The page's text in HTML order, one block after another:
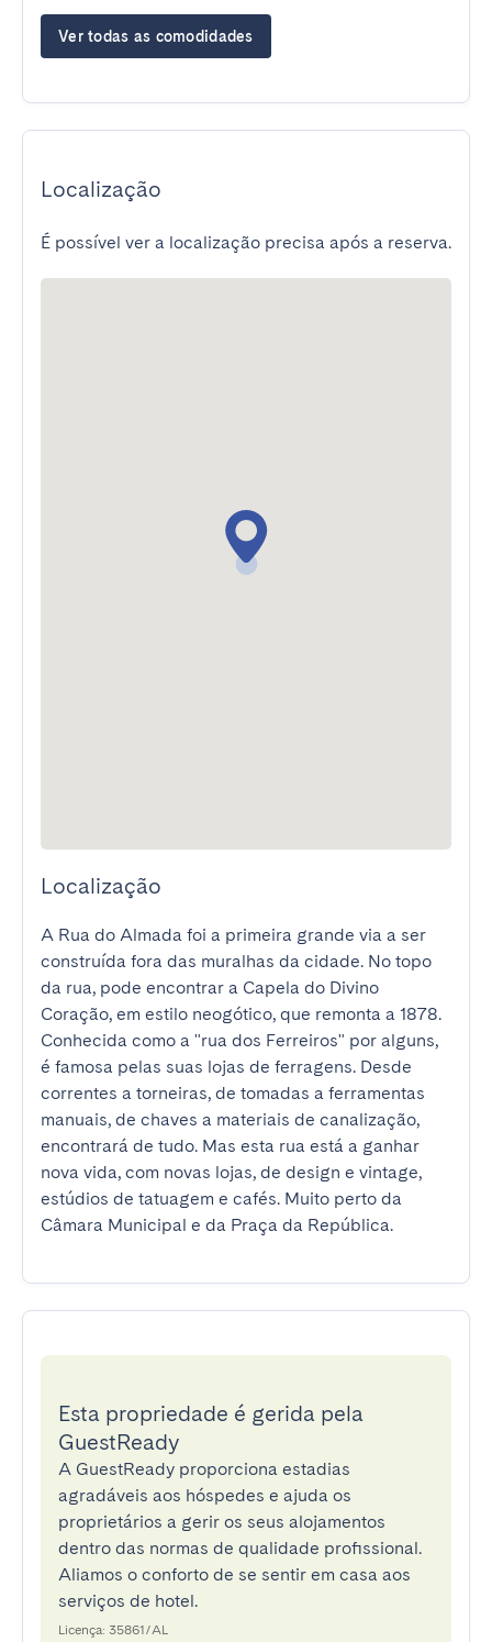
Ver todas as comodidades
Localização
É possível ver a localização precisa após a reserva.
Localização
A Rua do Almada foi a primeira grande via a ser
construída fora das muralhas da cidade. No topo
da rua, pode encontrar a Capela do Divino
Coração, em estilo neogótico, que remonta a 1878.
Conhecida como a "rua dos Ferreiros" por alguns,
é famosa pelas suas lojas de ferragens. Desde
correntes a torneiras, de tomadas a ferramentas
manuais, de chaves a materiais de canalização,
encontrará de tudo. Mas esta rua está a ganhar
nova vida, com novas lojas, de design e vintage,
estúdios de tatuagem e cafés. Muito perto da
Câmara Municipal e da Praça da República.
Esta propriedade é gerida pela
GuestReady
A GuestReady proporciona estadias
agradáveis aos hóspedes e ajuda os
proprietários a gerir os seus alojamentos
dentro das normas de qualidade profissional.
Aliamos o conforto de se sentir em casa aos
serviços de hotel.
Licença: 35861/AL